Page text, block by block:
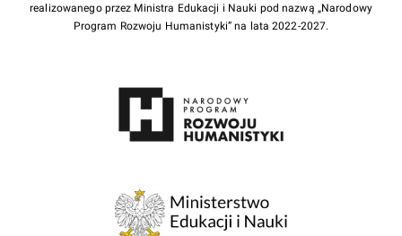
realizowanego przez Ministra Edukacji i Nauki pod nazwą „Narodowy
Program Rozwoju Humanistyki” na lata 2022-2027.